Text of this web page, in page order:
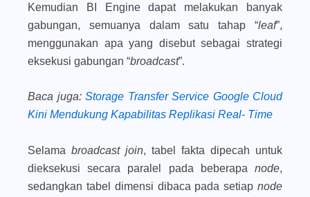
Kemudian BI Engine dapat melakukan banyak
gabungan, semuanya dalam satu tahap “leaf”,
menggunakan apa yang disebut sebagai strategi
eksekusi gabungan “broadcast”.
Baca juga: Storage Transfer Service Google Cloud
Kini Mendukung Kapabilitas Replikasi Real- Time
Selama broadcast join, tabel fakta dipecah untuk
dieksekusi secara paralel pada beberapa node,
sedangkan tabel dimensi dibaca pada setiap node